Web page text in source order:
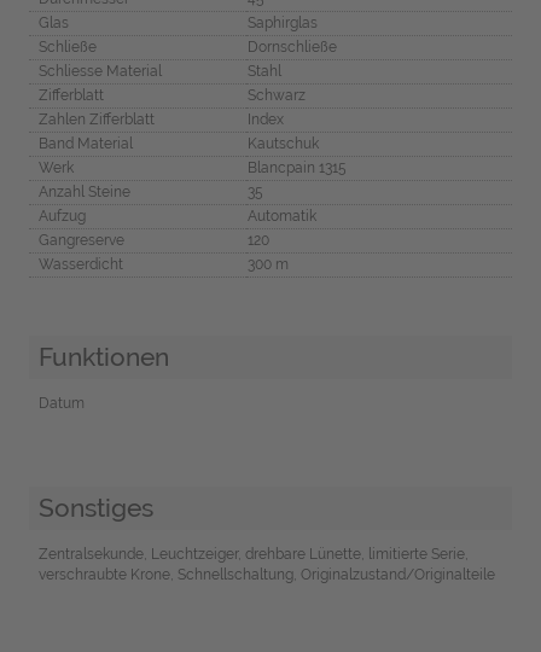
Glas
Saphirglas
Schließe
Dornschließe
Schliesse Material
Stahl
Zifferblatt
Schwarz
Zahlen Zifferblatt
Index
Band Material
Kautschuk
Werk
Blancpain 1315
Anzahl Steine
35
Aufzug
Automatik
Gangreserve
120
Wasserdicht
300 m
Funktionen
Datum
Sonstiges
Zentralsekunde, Leuchtzeiger, drehbare Lünette, limitierte Serie,
verschraubte Krone, Schnellschaltung, Originalzustand/Originalteile